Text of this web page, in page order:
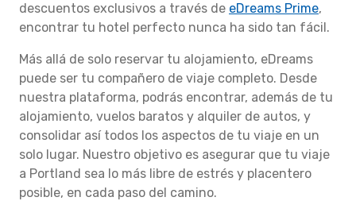
descuentos exclusivos a través de eDreams Prime,
encontrar tu hotel perfecto nunca ha sido tan fácil.
Más allá de solo reservar tu alojamiento, eDreams
puede ser tu compañero de viaje completo. Desde
nuestra plataforma, podrás encontrar, además de tu
alojamiento, vuelos baratos y alquiler de autos, y
consolidar así todos los aspectos de tu viaje en un
solo lugar. Nuestro objetivo es asegurar que tu viaje
a Portland sea lo más libre de estrés y placentero
posible, en cada paso del camino.